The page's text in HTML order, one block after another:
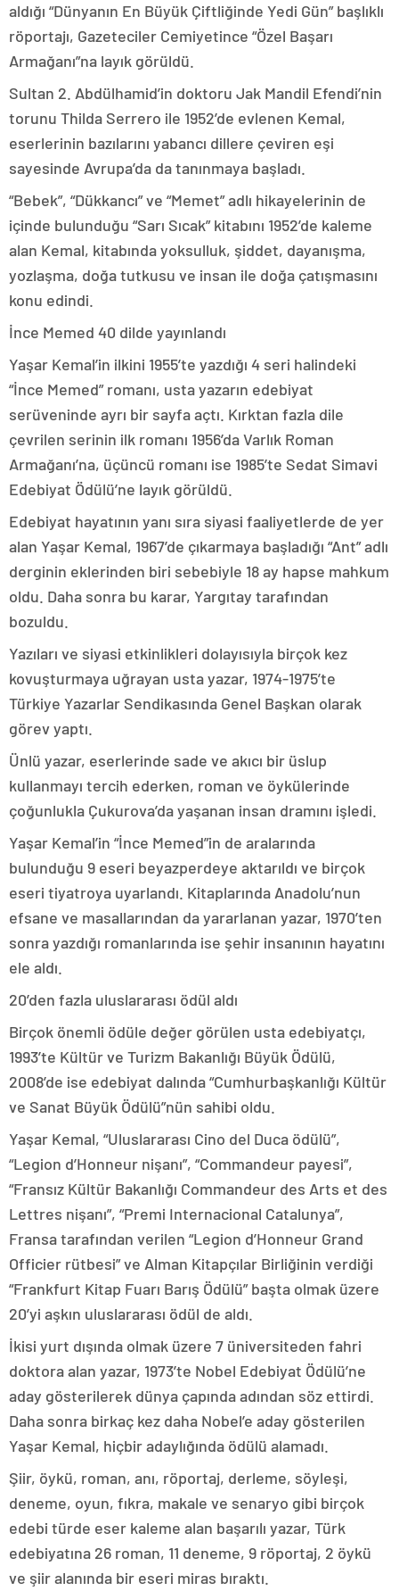
aldığı “Dünyanın En Büyük Çiftliğinde Yedi Gün” başlıklı
röportajı, Gazeteciler Cemiyetince “Özel Başarı
Armağanı”na layık görüldü.
Sultan 2. Abdülhamid’in doktoru Jak Mandil Efendi’nin
torunu Thilda Serrero ile 1952’de evlenen Kemal,
eserlerinin bazılarını yabancı dillere çeviren eşi
sayesinde Avrupa’da da tanınmaya başladı.
“Bebek”, “Dükkancı” ve “Memet” adlı hikayelerinin de
içinde bulunduğu “Sarı Sıcak” kitabını 1952’de kaleme
alan Kemal, kitabında yoksulluk, şiddet, dayanışma,
yozlaşma, doğa tutkusu ve insan ile doğa çatışmasını
konu edindi.
İnce Memed 40 dilde yayınlandı
Yaşar Kemal’in ilkini 1955’te yazdığı 4 seri halindeki
“İnce Memed” romanı, usta yazarın edebiyat
serüveninde ayrı bir sayfa açtı. Kırktan fazla dile
çevrilen serinin ilk romanı 1956’da Varlık Roman
Armağanı’na, üçüncü romanı ise 1985’te Sedat Simavi
Edebiyat Ödülü’ne layık görüldü.
Edebiyat hayatının yanı sıra siyasi faaliyetlerde de yer
alan Yaşar Kemal, 1967’de çıkarmaya başladığı “Ant” adlı
derginin eklerinden biri sebebiyle 18 ay hapse mahkum
oldu. Daha sonra bu karar, Yargıtay tarafından
bozuldu.
Yazıları ve siyasi etkinlikleri dolayısıyla birçok kez
kovuşturmaya uğrayan usta yazar, 1974-1975’te
Türkiye Yazarlar Sendikasında Genel Başkan olarak
görev yaptı.
Ünlü yazar, eserlerinde sade ve akıcı bir üslup
kullanmayı tercih ederken, roman ve öykülerinde
çoğunlukla Çukurova’da yaşanan insan dramını işledi.
Yaşar Kemal’in “İnce Memed”in de aralarında
bulunduğu 9 eseri beyazperdeye aktarıldı ve birçok
eseri tiyatroya uyarlandı. Kitaplarında Anadolu’nun
efsane ve masallarından da yararlanan yazar, 1970’ten
sonra yazdığı romanlarında ise şehir insanının hayatını
ele aldı.
20’den fazla uluslararası ödül aldı
Birçok önemli ödüle değer görülen usta edebiyatçı,
1993’te Kültür ve Turizm Bakanlığı Büyük Ödülü,
2008’de ise edebiyat dalında “Cumhurbaşkanlığı Kültür
ve Sanat Büyük Ödülü”nün sahibi oldu.
Yaşar Kemal, “Uluslararası Cino del Duca ödülü”,
“Legion d’Honneur nişanı”, “Commandeur payesi”,
“Fransız Kültür Bakanlığı Commandeur des Arts et des
Lettres nişanı”, “Premi Internacional Catalunya”,
Fransa tarafından verilen “Legion d’Honneur Grand
Officier rütbesi” ve Alman Kitapçılar Birliğinin verdiği
“Frankfurt Kitap Fuarı Barış Ödülü” başta olmak üzere
20’yi aşkın uluslararası ödül de aldı.
İkisi yurt dışında olmak üzere 7 üniversiteden fahri
doktora alan yazar, 1973’te Nobel Edebiyat Ödülü’ne
aday gösterilerek dünya çapında adından söz ettirdi.
Daha sonra birkaç kez daha Nobel’e aday gösterilen
Yaşar Kemal, hiçbir adaylığında ödülü alamadı.
Şiir, öykü, roman, anı, röportaj, derleme, söyleşi,
deneme, oyun, fıkra, makale ve senaryo gibi birçok
edebi türde eser kaleme alan başarılı yazar, Türk
edebiyatına 26 roman, 11 deneme, 9 röportaj, 2 öykü
ve şiir alanında bir eseri miras bıraktı.